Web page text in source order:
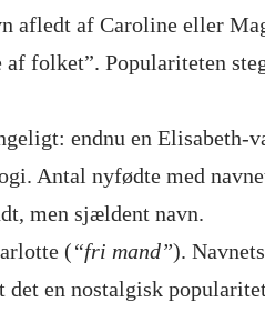
afledt af Caroline eller
folket”. Populariteten
endnu en Elisabeth-
Antal nyfødte med
men sjældent navn.
(“fri mand”).
det en nostalgisk